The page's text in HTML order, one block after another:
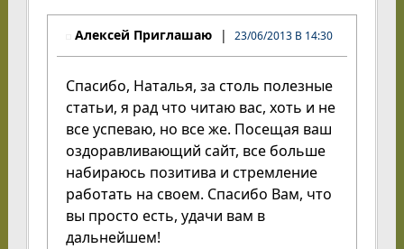
Алексей Приглашаю 23/06/2013 В 14:30
Спасибо, Наталья, за столь полезные
статьи, я рад что читаю вас, хоть и не
все успеваю, но все же. Посещая ваш
оздоравливающий сайт, все больше
набираюсь позитива и стремление
работать на своем. Спасибо Вам, что
вы просто есть, удачи вам в
дальнейшем!